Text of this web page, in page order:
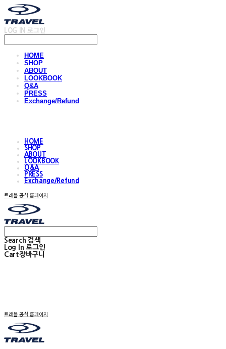
LOG IN 로그인
HOME
SHOP
ABOUT
LOOKBOOK
Q&A
PRESS
Exchange/Refund
HOME
SHOP
ABOUT
LOOKBOOK
Q&A
PRESS
Exchange/Refund
트래블 공식 홈페이지
Search 검색
Log In 로그인
Cart장바구니
트래블 공식 홈페이지